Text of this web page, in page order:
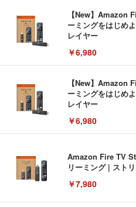
【New】Amazon
ーミングをはじめ
レイヤー
￥6,980
【New】Amazon
ーミングをはじめ
レイヤー
￥6,980
Amazon Fire TV
リーミング | スト
￥7,980